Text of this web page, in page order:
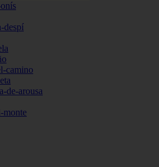
despí
camino
de-arousa
monte